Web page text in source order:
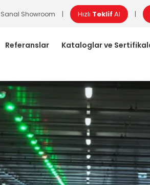
Sanal Showroom | Hızlı Teklif Al |
Referanslar Kataloglar ve